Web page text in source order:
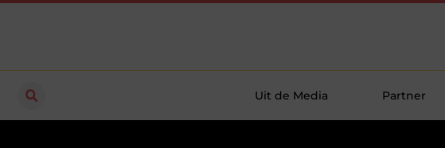
Uit de Media Partner